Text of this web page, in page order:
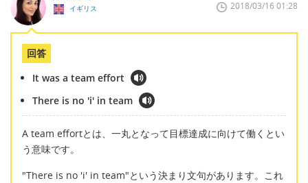
イギリス 2018/03/16 01:28
回答
It was a team effort
There is no 'i' in team
A team effortとは、一丸となって目標達成に向けて働くとい
う意味です。
"There is no 'i' in team"という決まり文句があります。これ